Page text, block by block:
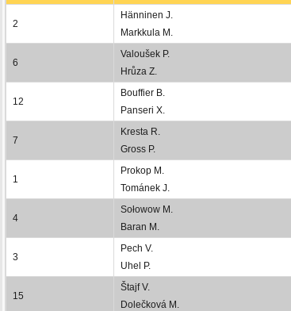
2
Hänninen J.
Markkula M.
6
Valoušek P.
Hrůza Z.
12
Bouffier B.
Panseri X.
7
Kresta R.
Gross P.
1
Prokop M.
Tománek J.
4
Sołowow M.
Baran M.
3
Pech V.
Uhel P.
15
Štajf V.
Dolečková M.